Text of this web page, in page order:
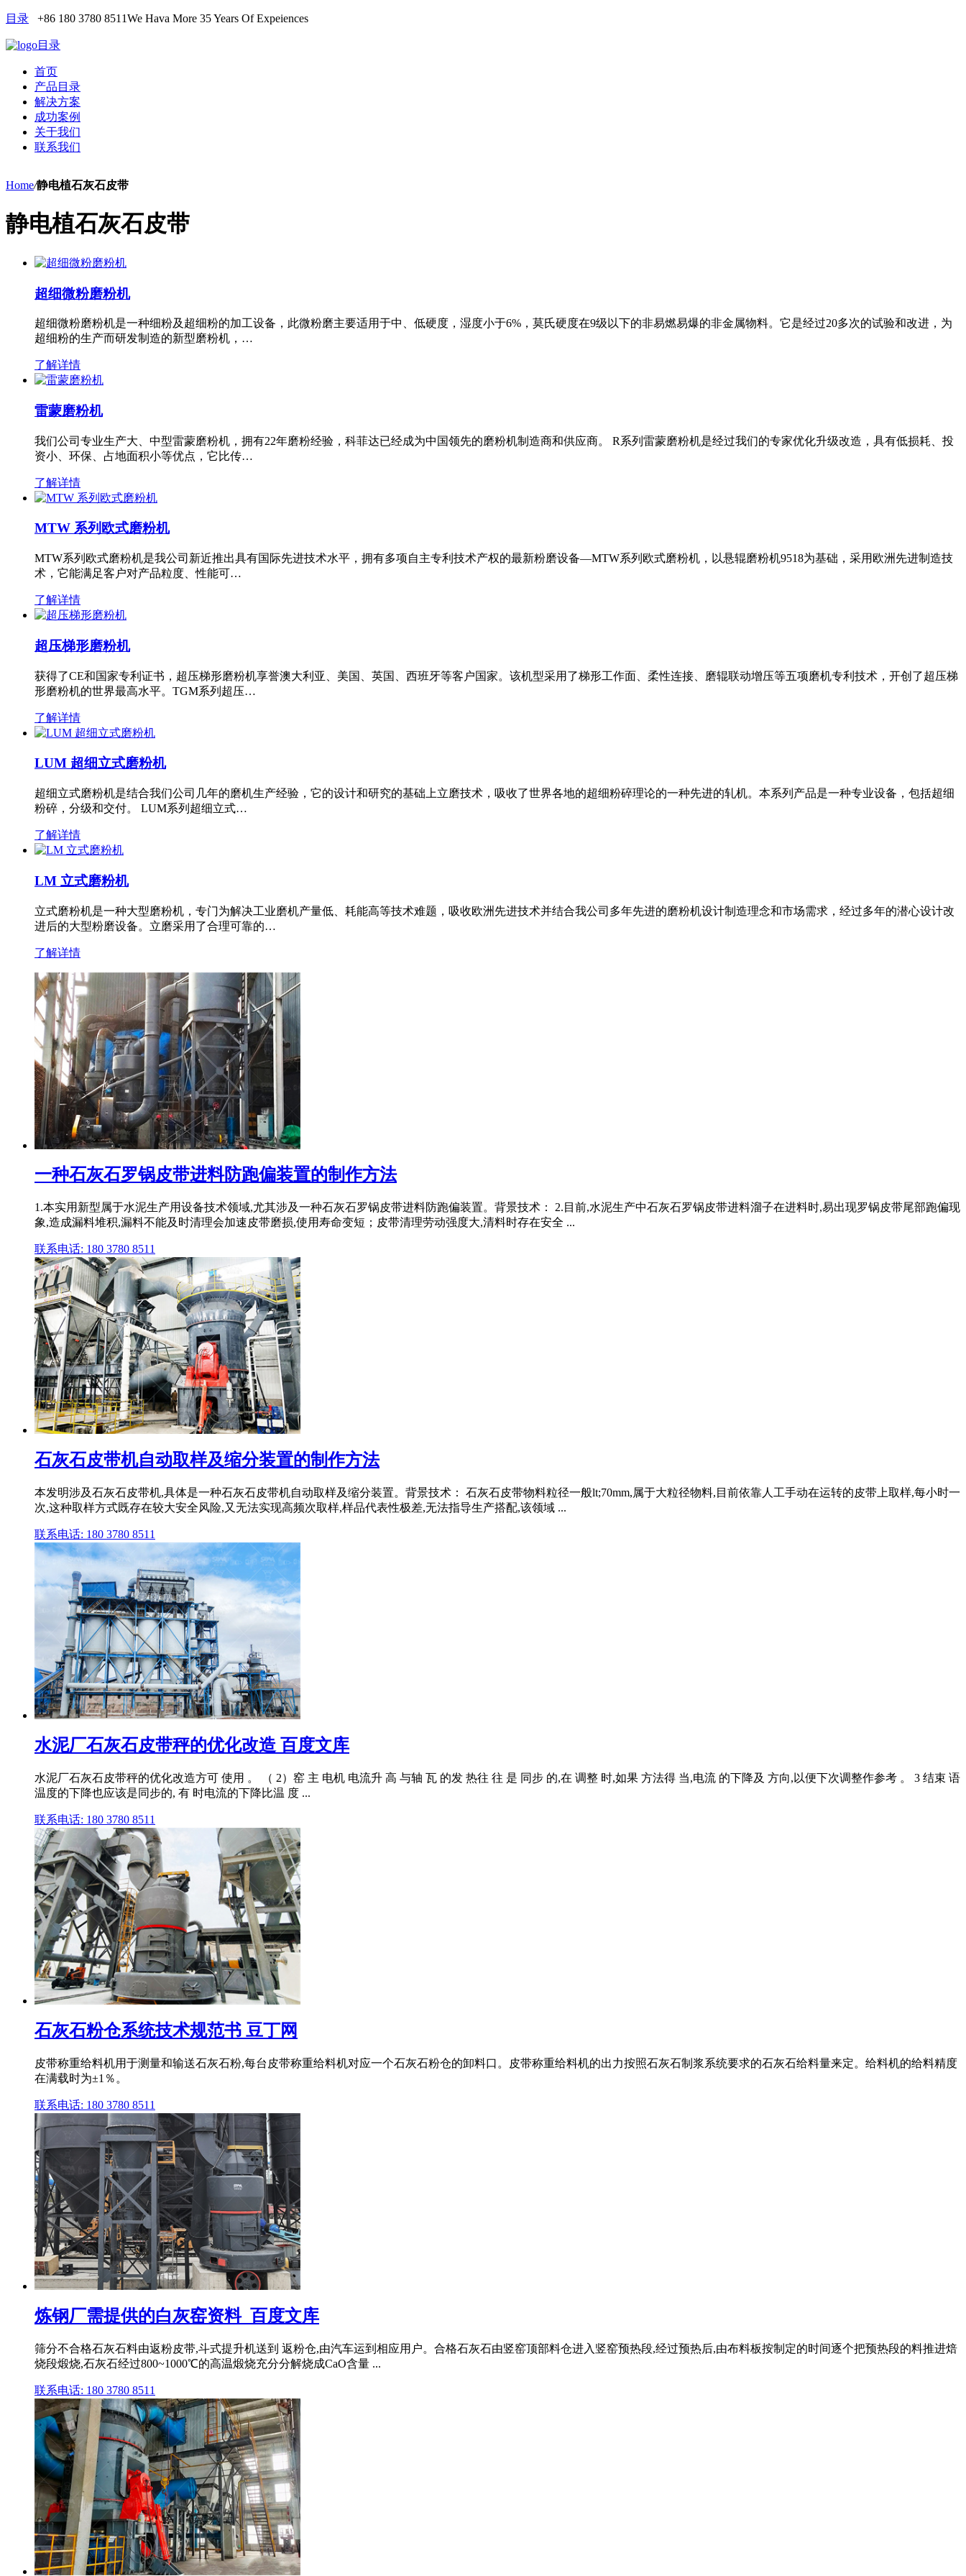
目录 +86 180 3780 8511We Hava More 35 Years Of Expeiences
目录
首页
产品目录
解决方案
成功案例
关于我们
联系我们
Home/静电植石灰石皮带
静电植石灰石皮带
超细微粉磨粉机
超细微粉磨粉机是一种细粉及超细粉的加工设备，此微粉磨主要适用于中、低硬度，湿度小于6%，莫氏硬度在9级以下的非易燃易爆的非金属物料。它是经过20多次的试验和改进，为
超细粉的生产而研发制造的新型磨粉机，…
了解详情
雷蒙磨粉机
我们公司专业生产大、中型雷蒙磨粉机，拥有22年磨粉经验，科菲达已经成为中国领先的磨粉机制造商和供应商。 R系列雷蒙磨粉机是经过我们的专家优化升级改造，具有低损耗、投
资小、环保、占地面积小等优点，它比传…
了解详情
MTW 系列欧式磨粉机
MTW系列欧式磨粉机是我公司新近推出具有国际先进技术水平，拥有多项自主专利技术产权的最新粉磨设备—MTW系列欧式磨粉机，以悬辊磨粉机9518为基础，采用欧洲先进制造技
术，它能满足客户对产品粒度、性能可…
了解详情
超压梯形磨粉机
获得了CE和国家专利证书，超压梯形磨粉机享誉澳大利亚、美国、英国、西班牙等客户国家。该机型采用了梯形工作面、柔性连接、磨辊联动增压等五项磨机专利技术，开创了超压梯
形磨粉机的世界最高水平。TGM系列超压…
了解详情
LUM 超细立式磨粉机
超细立式磨粉机是结合我们公司几年的磨机生产经验，它的设计和研究的基础上立磨技术，吸收了世界各地的超细粉碎理论的一种先进的轧机。本系列产品是一种专业设备，包括超细
粉碎，分级和交付。 LUM系列超细立式…
了解详情
LM 立式磨粉机
立式磨粉机是一种大型磨粉机，专门为解决工业磨机产量低、耗能高等技术难题，吸收欧洲先进技术并结合我公司多年先进的磨粉机设计制造理念和市场需求，经过多年的潜心设计改
进后的大型粉磨设备。立磨采用了合理可靠的…
了解详情
一种石灰石罗锅皮带进料防跑偏装置的制作方法
1.本实用新型属于水泥生产用设备技术领域,尤其涉及一种石灰石罗锅皮带进料防跑偏装置。背景技术： 2.目前,水泥生产中石灰石罗锅皮带进料溜子在进料时,易出现罗锅皮带尾部跑偏现
象,造成漏料堆积,漏料不能及时清理会加速皮带磨损,使用寿命变短；皮带清理劳动强度大,清料时存在安全 ...
联系电话: 180 3780 8511
石灰石皮带机自动取样及缩分装置的制作方法
本发明涉及石灰石皮带机,具体是一种石灰石皮带机自动取样及缩分装置。背景技术： 石灰石皮带物料粒径一般lt;70mm,属于大粒径物料,目前依靠人工手动在运转的皮带上取样,每小时一
次,这种取样方式既存在较大安全风险,又无法实现高频次取样,样品代表性极差,无法指导生产搭配,该领域 ...
联系电话: 180 3780 8511
水泥厂石灰石皮带秤的优化改造 百度文库
水泥厂石灰石皮带秤的优化改造方可 使用 。 （ 2）窑 主 电机 电流升 高 与轴 瓦 的发 热往 往 是 同步 的,在 调整 时,如果 方法得 当,电流 的下降及 方向,以便下次调整作参考 。 3 结束 语
温度的下降也应该是同步的, 有 时电流的下降比温 度 ...
联系电话: 180 3780 8511
石灰石粉仓系统技术规范书 豆丁网
皮带称重给料机用于测量和输送石灰石粉,每台皮带称重给料机对应一个石灰石粉仓的卸料口。皮带称重给料机的出力按照石灰石制浆系统要求的石灰石给料量来定。给料机的给料精度
在满载时为±1％。
联系电话: 180 3780 8511
炼钢厂需提供的白灰窑资料_百度文库
筛分不合格石灰石料由返粉皮带,斗式提升机送到 返粉仓,由汽车运到相应用户。合格石灰石由竖窑顶部料仓进入竖窑预热段,经过预热后,由布料板按制定的时间逐个把预热段的料推进焙
烧段煅烧,石灰石经过800~1000℃的高温煅烧充分分解烧成CaO含量 ...
联系电话: 180 3780 8511